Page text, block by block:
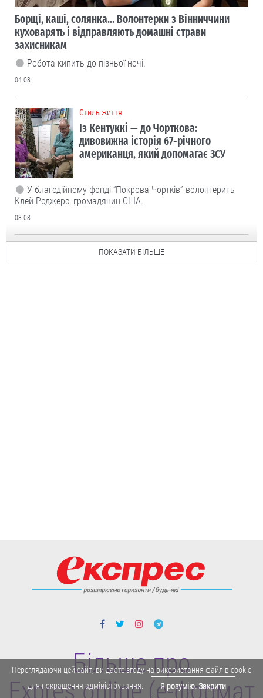
Борщі, каші, солянка... Волонтерки з Вінниччини
куховарять і відправляють домашні страви
захисникам
Робота кипить до пізньої ночі.
04.08
Cтиль життя
Із Кентуккі — до Чорткова:
дивовижна історія 67-річного
американця, який допомагає ЗСУ
У благодійному фонді “Покрова Чортків” волонтерить
Клей Роджерс, громадянин США.
03.08
ПОКАЗАТИ БІЛЬШЕ
Більше про
Expres.online (e-формат
Переглядаючи цей сайт, ви даєте згоду на використання файлів cookie
для покращення адміністрування.
Я розумію. Закрити